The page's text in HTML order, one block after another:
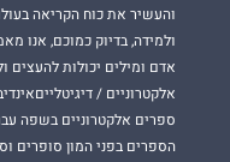
והעשיר את כוח הקריאה
ולמידה, בדיוק כמוכם, אנו
אדם ומילים יכולות
אלקטרוניים /
ספרים אלקטרוניים בשפה
הספרים בפני המון סופרים